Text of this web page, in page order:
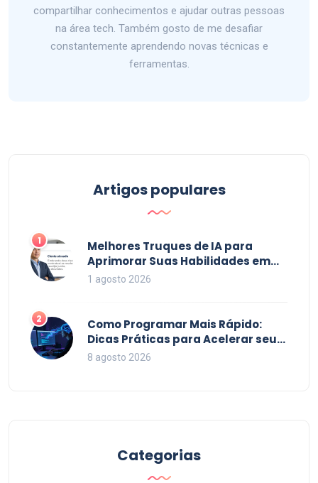
compartilhar conhecimentos e ajudar outras pessoas
na área tech. Também gosto de me desafiar
constantemente aprendendo novas técnicas e
ferramentas.
Artigos populares
1
Melhores Truques de IA para
Aprimorar Suas Habilidades em
2026
1 agosto 2026
2
Como Programar Mais Rápido:
Dicas Práticas para Acelerar seu
Código em 2026
8 agosto 2026
Categorias